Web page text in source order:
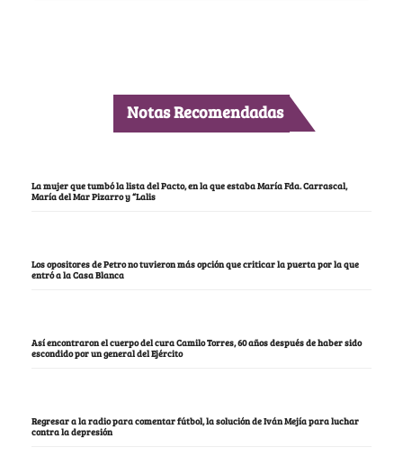
Notas Recomendadas
La mujer que tumbó la lista del Pacto, en la que estaba María Fda. Carrascal,
María del Mar Pizarro y “Lalis
Los opositores de Petro no tuvieron más opción que criticar la puerta por la que
entró a la Casa Blanca
Así encontraron el cuerpo del cura Camilo Torres, 60 años después de haber sido
escondido por un general del Ejército
Regresar a la radio para comentar fútbol, la solución de Iván Mejía para luchar
contra la depresión